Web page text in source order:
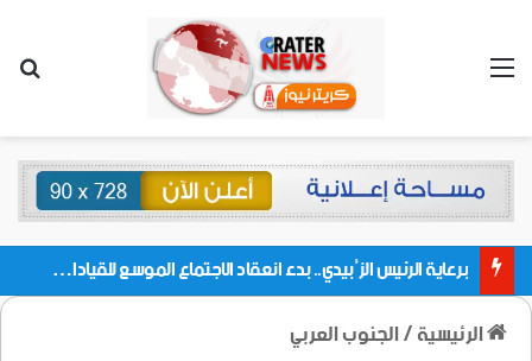
القائمة
برعاية الرئيس الزُبيدي.. بدء انعقاد الاجتماع الموسع للقيادات المحلية بالعاصمة ولمديريات وكتل مجلس العموم ومنسقيات الجامعة بالعاصمة عدن
الرئيسية/الجنوب العربي